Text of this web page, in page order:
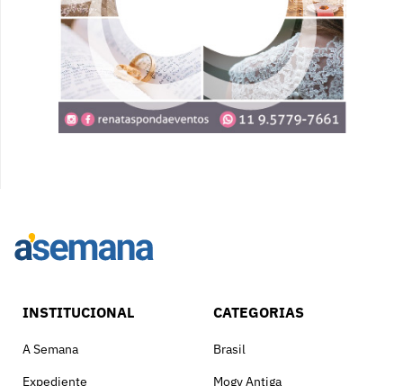
INSTITUCIONAL
A Semana
Expediente
CATEGORIAS
Brasil
Mogy Antiga